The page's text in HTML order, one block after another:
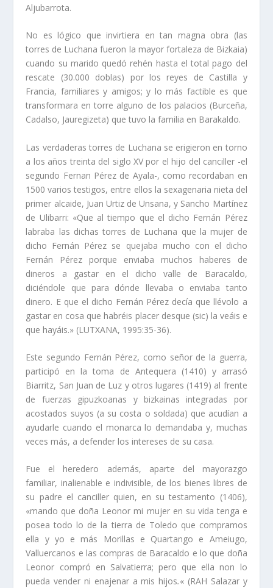
Aljubarrota.
No es lógico que invirtiera en tan magna obra (las
torres de Luchana fueron la mayor fortaleza de Bizkaia)
cuando su marido quedó rehén hasta el total pago del
rescate (30.000 doblas) por los reyes de Castilla y
Francia, familiares y amigos; y lo más factible es que
transformara en torre alguno de los palacios (Burceña,
Cadalso, Jauregizeta) que tuvo la familia en Barakaldo.
Las verdaderas torres de Luchana se erigieron en torno
a los años treinta del siglo XV por el hijo del canciller -el
segundo Fernan Pérez de Ayala-, como recordaban en
1500 varios testigos, entre ellos la sexagenaria nieta del
primer alcaide, Juan Urtiz de Unsana, y Sancho Martí­nez
de Ulibarri: «Que al tiempo que el dicho Fernán Pérez
labraba las dichas torres de Luchana que la mujer de
dicho Fernán Pérez se quejaba mucho con el dicho
Fernán Pérez porque enviaba muchos haberes de
dineros a gastar en el dicho valle de Baracaldo,
diciéndole que para dónde llevaba o enviaba tanto
dinero. E que el dicho Fernán Pérez decí­a que llévolo a
gastar en cosa que habréis placer desque (sic) la veáis e
que hayáis.» (LUTXANA, 1995:35-36).
Este segundo Fernán Pérez, como señor de la guerra,
participó en la toma de Antequera (1410) y arrasó
Biarritz, San Juan de Luz y otros lugares (1419) al frente
de fuerzas gipuzkoanas y bizkainas integradas por
acostados suyos (a su costa o soldada) que acudí­an a
ayudarle cuando el monarca lo demandaba y, muchas
veces más, a defender los intereses de su casa.
Fue el heredero además, aparte del mayorazgo
familiar, inalienable e indivisible, de los bienes libres de
su padre el canciller quien, en su testamento (1406),
«mando que doña Leonor mi mujer en su vida tenga e
posea todo lo de la tierra de Toledo que compramos
ella y yo e más Morillas e Quartango e Ameiugo,
Valluercanos e las compras de Baracaldo e lo que doña
Leonor compró en Salvatierra; pero que ella non lo
pueda vender ni enajenar a mis hijos.« (RAH Salazar y